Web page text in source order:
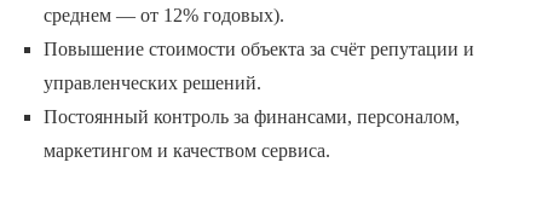
среднем — от 12% годовых).
Повышение стоимости объекта за счёт репутации и
управленческих решений.
Постоянный контроль за финансами, персоналом,
маркетингом и качеством сервиса.